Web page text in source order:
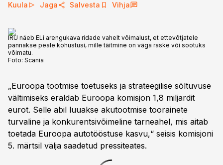
Kuula Jaga Salvesta Vihja
IRU näeb ELi arengukava ridade vahelt võimalust, et ettevõtjatele
pannakse peale kohustusi, mille täitmine on väga raske või sootuks
võimatu.
Foto: Scania
„Euroopa tootmise toetuseks ja strateegilise sõltuvuse
vältimiseks eraldab Euroopa komisjon 1,8 miljardit
eurot. Selle abil luuakse akutootmise toorainete
turvaline ja konkurentsivõimeline tarneahel, mis aitab
toetada Euroopa autotööstuse kasvu,“ seisis komisjoni
5. märtsil välja saadetud pressiteates.